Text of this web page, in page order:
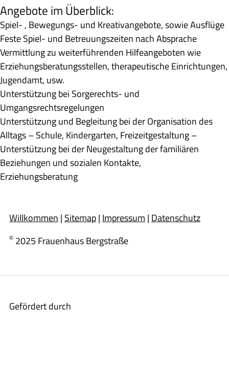
Angebote im Überblick:
Spiel- , Bewegungs- und Kreativangebote, sowie Ausflüge
Feste Spiel- und Betreuungszeiten nach Absprache
Vermittlung zu weiterführenden Hilfeangeboten wie
Erziehungsberatungsstellen, therapeutische Einrichtungen,
Jugendamt, usw.
Unterstützung bei Sorgerechts- und
Umgangsrechtsregelungen
Unterstützung und Begleitung bei der Organisation des
Alltags – Schule, Kindergarten, Freizeitgestaltung –
Unterstützung bei der Neugestaltung der familiären
Beziehungen und sozialen Kontakte,
Erziehungsberatung
Willkommen | Sitemap| Impressum | Datenschutz
© 2025 Frauenhaus Bergstraße
Gefördert durch